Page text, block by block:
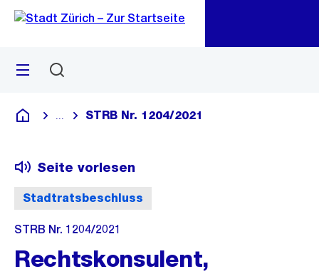
Navigation
Sprunglink
Menü
Deutsch
Blende alle Breadcrumbs ein
STRB Nr. 1204/2021
Stadtratsbeschluss
Seite vorlesen
STRB Nr. 1204/2021
Rechtskonsulent,